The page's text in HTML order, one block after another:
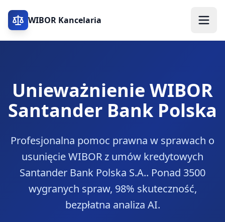
WIBOR Kancelaria
Unieważnienie WIBOR
Santander Bank Polska
Profesjonalna pomoc prawna w sprawach o
usunięcie WIBOR z umów kredytowych
Santander Bank Polska S.A.. Ponad 3500
wygranych spraw, 98% skuteczność,
bezpłatna analiza AI.